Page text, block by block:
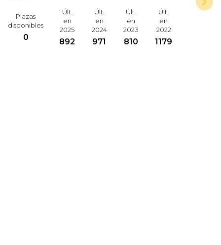
Plazas
disponibles
0
Últ.
en
2025
892
Últ.
en
2024
971
Últ.
en
2023
810
Últ.
en
2022
1179